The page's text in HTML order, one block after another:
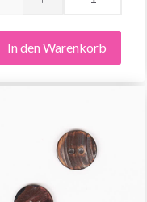
In den Warenkorb